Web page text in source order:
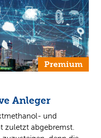
Premium
Anleger
und
zuletzt abgebremst.